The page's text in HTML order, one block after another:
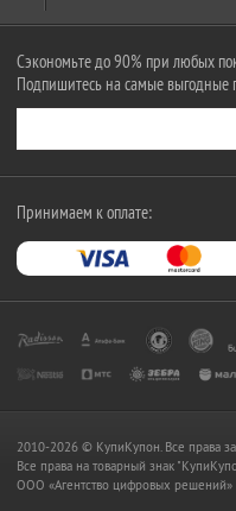
Сэкономьте до 90% при любых
Подпишитесь на самые выгодные
Принимаем к оплате:
2010-2026 © КупиКупон. Все права
Все права на товарный знак
OOO «Агентство цифровых